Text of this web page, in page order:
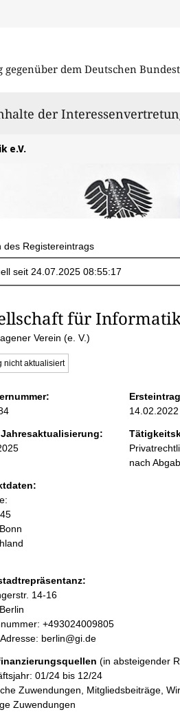
dem Deutschen
der
e.V.
des Registereintrags
für Informatik
Verein (e. V.)
nicht aktualisiert
14.02.2022
nach
45
Bonn
14-16
Berlin
+493024009805
berlin@gi.de
(in absteigender
01/24 bis 12/24
Zuwendungen, Mitgliedsbeiträge,
Zuwendungen